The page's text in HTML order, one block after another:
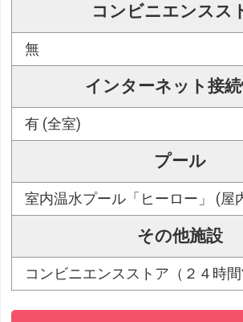
コンビニエンスス
無
インターネット接
有 (全室)
プール
室内温水プール「ヒーロー」 (屋
その他施設
コンビニエンスストア（２４時間